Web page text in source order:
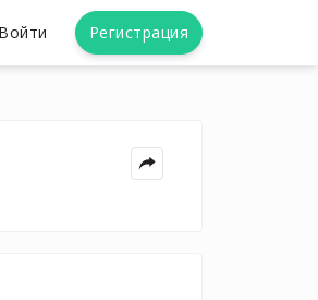
Войти Регистрация